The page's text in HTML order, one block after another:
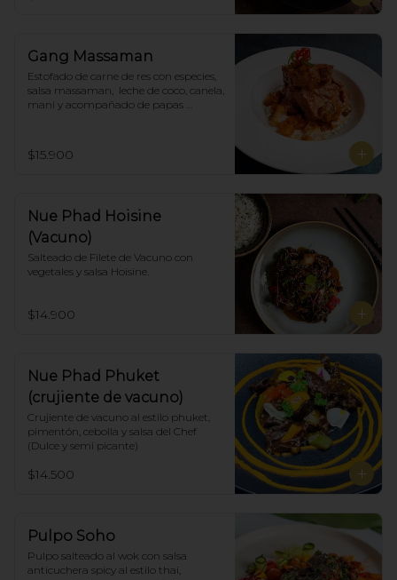
Gang Massaman
Estofado de carne de res con especies,
salsa massaman,  leche de coco, canela,
maní y acompañado de papas
$15.900
Nue Phad Hoisine
(Vacuno)
Salteado de Filete de Vacuno con
vegetales y salsa Hoisine.
$14.900
Nue Phad Phuket
(crujiente de vacuno)
Crujiente de vacuno al estilo phuket,
pimentón, cebolla y salsa del Chef
(Dulce y semi picante)
$14.500
Pulpo Soho
Pulpo salteado al wok con salsa
anticuchera spicy al estilo thai,